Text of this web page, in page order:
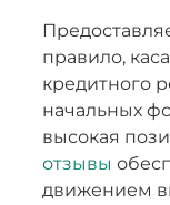
правило,
кредитного
начальных
высокая
отзывы
движением